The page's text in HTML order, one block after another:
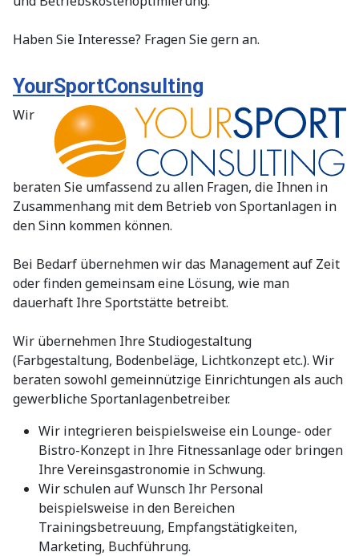
Haben Sie Interesse? Fragen Sie gern an.
YourSportConsulting
Wir
beraten Sie umfassend zu allen Fragen, die Ihnen in
Zusammenhang mit dem Betrieb von Sportanlagen in
den Sinn kommen können.
Bei Bedarf übernehmen wir das Management auf Zeit
oder finden gemeinsam eine Lösung, wie man
dauerhaft Ihre Sportstätte betreibt.
Wir übernehmen Ihre Studiogestaltung
(Farbgestaltung, Bodenbeläge, Lichtkonzept etc.). Wir
beraten sowohl gemeinnützige Einrichtungen als auch
gewerbliche Sportanlagenbetreiber.
Wir integrieren beispielsweise ein Lounge- oder
Bistro-Konzept in Ihre Fitnessanlage oder bringen
Ihre Vereinsgastronomie in Schwung.
Wir schulen auf Wunsch Ihr Personal
beispielsweise in den Bereichen
Trainingsbetreuung, Empfangstätigkeiten,
Marketing, Buchführung.